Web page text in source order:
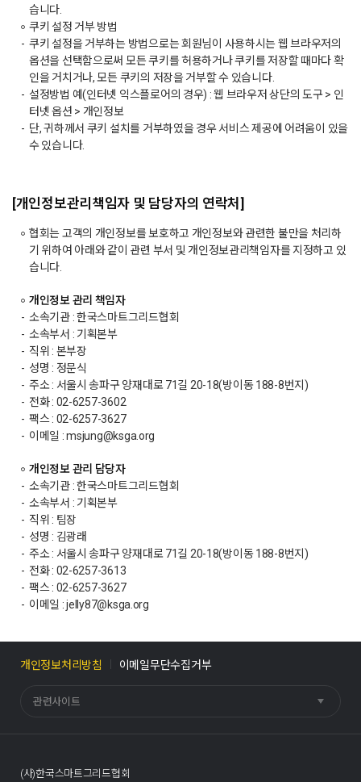
습니다.
쿠키 설정 거부 방법
쿠키 설정을 거부하는 방법으로는 회원님이 사용하시는 웹 브라우저의
옵션을 선택함으로써 모든 쿠키를 허용하거나 쿠키를 저장할 때마다 확
인을 거치거나, 모든 쿠키의 저장을 거부할 수 있습니다.
설정방법 예(인터넷 익스플로어의 경우) : 웹 브라우저 상단의 도구 > 인
터넷 옵션 > 개인정보
단, 귀하께서 쿠키 설치를 거부하였을 경우 서비스 제공에 어려움이 있을
수 있습니다.
[개인정보관리책임자 및 담당자의 연락처]
협회는 고객의 개인정보를 보호하고 개인정보와 관련한 불만을 처리하
기 위하여 아래와 같이 관련 부서 및 개인정보관리책임자를 지정하고 있
습니다.
개인정보 관리 책임자
소속기관 : 한국스마트그리드협회
소속부서 : 기획본부
직위 : 본부장
성명 : 정문식
주소 : 서울시 송파구 양재대로 71길 20-18(방이동 188-8번지)
전화 : 02-6257-3602
팩스 : 02-6257-3627
이메일 : msjung@ksga.org
개인정보 관리 담당자
소속기관 : 한국스마트그리드협회
소속부서 : 기획본부
직위 : 팀장
성명 : 김광래
주소 : 서울시 송파구 양재대로 71길 20-18(방이동 188-8번지)
전화 : 02-6257-3613
팩스 : 02-6257-3627
이메일 : jelly87@ksga.org
개인정보처리방침 이메일무단수집거부
관련사이트
(사)한국스마트그리드협회